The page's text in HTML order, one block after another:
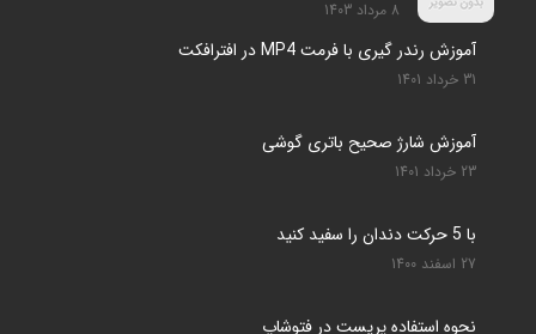
8 مرداد 1403
آموزش رندر گیری با فرمت MP4 در افترافکت
31 خرداد 1401
آموزش شارژ صحیح باتری گوشی
23 خرداد 1401
با 5 حرکت دندان را سفید کنید
27 اسفند 1400
نحوه استفاده پریست در فتوشاپ